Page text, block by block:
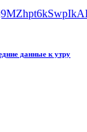
данные к утру